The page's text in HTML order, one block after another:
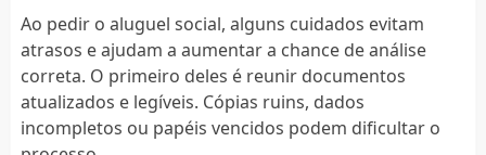
Ao pedir o aluguel social, alguns cuidados evitam
atrasos e ajudam a aumentar a chance de análise
correta. O primeiro deles é reunir documentos
atualizados e legíveis. Cópias ruins, dados
incompletos ou papéis vencidos podem dificultar o